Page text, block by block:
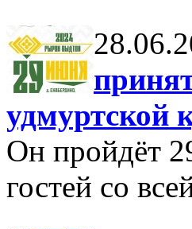
удмуртской
Он пройдёт
гостей со